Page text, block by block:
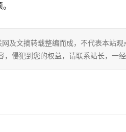
及文摘转载整编而成，不代表本站
侵犯到您的权益，请联系站长，一经